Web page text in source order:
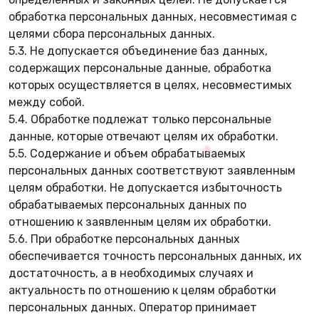
🌱
обработка персональных данных, несовместимая с
целями сбора персональных данных.
5.3. Не допускается объединение баз данных,
содержащих персональные данные, обработка
которых осуществляется в целях, несовместимых
между собой.
5.4. Обработке подлежат только персональные
данные, которые отвечают целям их обработки.
5.5. Содержание и объем обрабатываемых
персональных данных соответствуют заявленным
целям обработки. Не допускается избыточность
обрабатываемых персональных данных по
отношению к заявленным целям их обработки.
5.6. При обработке персональных данных
обеспечивается точность персональных данных, их
достаточность, а в необходимых случаях и
актуальность по отношению к целям обработки
персональных данных. Оператор принимает